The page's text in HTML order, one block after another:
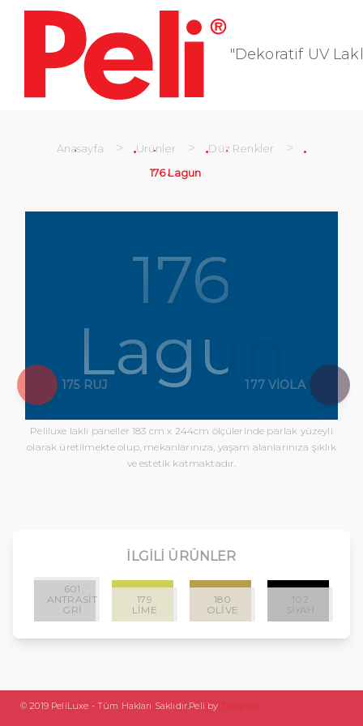
"Dekoratif UV
Anasayfa > Ürünler > Düz Renkler >
176 Lagun
176
Lagun
Peliluxe laklı paneller 183 cm x 244cm ölçülerinde parlak yüzeyli
olarak üretilmekte olup, mekanlarınıza, yaşam alanlarınıza şıklık
ve estetik katmaktadır.
İLGILI ÜRÜNLER
601
ANTRASIT
GRI
179
LIME
180
OLIVE
102
SIYAH
175 RUJ 177 VIOLA
© 2019 PeliLuxe - Tüm Hakları Saklıdır.Peli by Turanlar